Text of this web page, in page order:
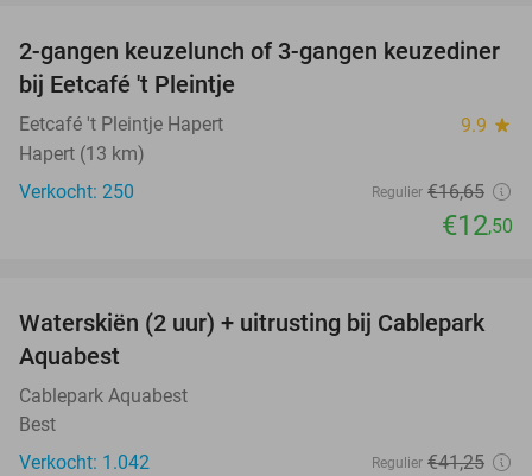
25%
2-gangen keuzelunch of 3-gangen keuzediner
bij Eetcafé 't Pleintje
Eetcafé 't Pleintje Hapert 9.9 star
Hapert (13 km)
Verkocht: 250
Regulier €16,65
€12,50
47%
Waterskiën (2 uur) + uitrusting bij Cablepark
Aquabest
Cablepark Aquabest
Best
Verkocht: 1.042
Regulier €41,25